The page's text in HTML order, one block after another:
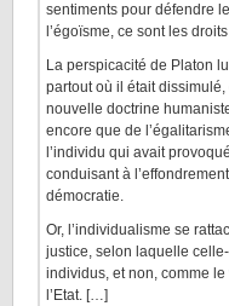
sentiments pour défendre
l’égoïsme, ce sont les
La perspicacité de Platon
partout où il était
nouvelle doctrine
encore que de
l’individu qui avait
conduisant à
démocratie.
Or, l’individualisme se
justice, selon laquelle
individus, et non, comme
l’Etat. […]